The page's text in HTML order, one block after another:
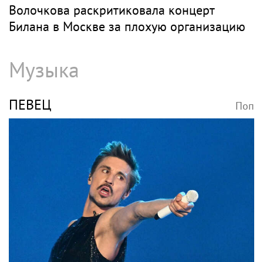
Волочкова раскритиковала концерт
Билана в Москве за плохую организацию
Музыка
ПЕВЕЦ Поп